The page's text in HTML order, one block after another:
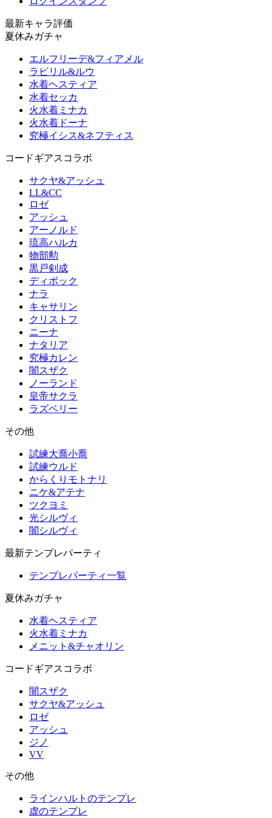
最新キャラ評価
夏休みガチャ
エルフリーデ&フィアメル
ラビリル&ルウ
水着ヘスティア
水着セッカ
火水着ミナカ
火水着ドーナ
究極イシス&ネフティス
コードギアスコラボ
サクヤ&アッシュ
LL&CC
ロゼ
アッシュ
アーノルド
琉高ハルカ
物部勲
黒戸剣成
ディボック
ナラ
キャサリン
クリストフ
ニーナ
ナタリア
究極カレン
闇スザク
ノーランド
皇帝サクラ
ラズベリー
その他
試練大喬小喬
試練ウルド
からくりモトナリ
ニケ&アテナ
ツクヨミ
光シルヴィ
闇シルヴィ
最新テンプレパーティ
テンプレパーティ一覧
夏休みガチャ
水着ヘスティア
火水着ミナカ
メニット&チャオリン
コードギアスコラボ
闇スザク
サクヤ&アッシュ
ロゼ
アッシュ
ジノ
VV
その他
ラインハルトのテンプレ
虚のテンプレ